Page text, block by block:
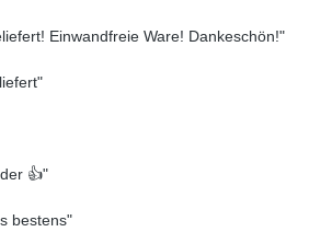
Einwandfreie Ware! Dankeschön!"
👍"
bestens"